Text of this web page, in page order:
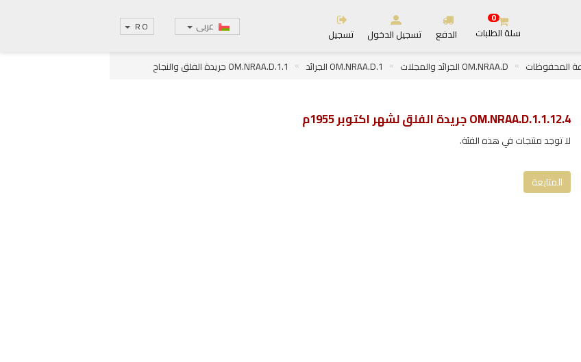
0
سلة الطلبات الدفع تسجيل الدخول تسجيل عربى RO
OM.NRAA.D الجرائد والمجلات OM.NRAA.D.1 الجرائد
OM.NRAA.D.1.1 جريدة الفلق والنجاح
OM.NRAA.D.1.1.12.4 جريدة الفلق لشهر اكتوبر 1955م
لا توجد منتجات في هذه الفئة.
المتابعة